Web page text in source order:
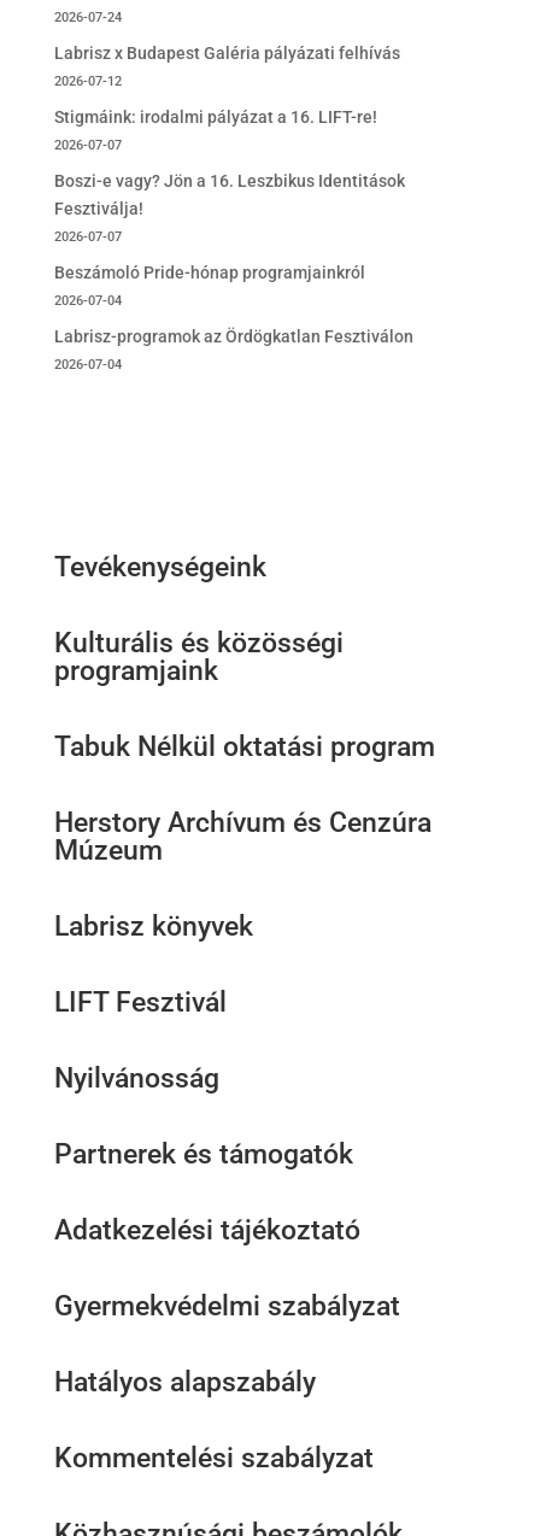
2026-07-24
Labrisz x Budapest Galéria pályázati felhívás
2026-07-12
Stigmáink: irodalmi pályázat a 16. LIFT-re!
2026-07-07
Boszi-e vagy? Jön a 16. Leszbikus Identitások
Fesztiválja!
2026-07-07
Beszámoló Pride-hónap programjainkról
2026-07-04
Labrisz-programok az Ördögkatlan Fesztiválon
2026-07-04
Tevékenységeink
Kulturális és közösségi
programjaink
Tabuk Nélkül oktatási program
Herstory Archívum és Cenzúra
Múzeum
Labrisz könyvek
LIFT Fesztivál
Nyilvánosság
Partnerek és támogatók
Adatkezelési tájékoztató
Gyermekvédelmi szabályzat
Hatályos alapszabály
Kommentelési szabályzat